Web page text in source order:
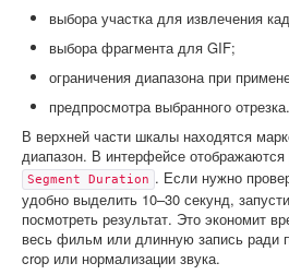
выбора участка для извлечения
выбора фрагмента для GIF;
ограничения диапазона при
предпросмотра выбранного отрезка.
В верхней части шкалы находятся
диапазон. В интерфейсе отображаются
Segment Duration . Если нужно
удобно выделить 10–30 секунд,
посмотреть результат. Это экономит
весь фильм или длинную запись ради
crop или нормализации звука.